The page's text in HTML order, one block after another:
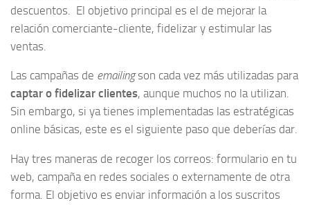
descuentos. El objetivo principal es el de mejorar la
relación comerciante-cliente, fidelizar y estimular las
ventas.
Las campañas de emailingson cada vez más utilizadas para
captar o fidelizar clientes, aunque muchos no la utilizan.
Sin embargo, si ya tienes implementadas las estratégicas
online básicas, este es el siguiente paso que deberías dar.
Hay tres maneras de recoger los correos: formulario en tu
web, campaña en redes sociales o externamente de otra
forma. El objetivo es enviar información a los suscritos